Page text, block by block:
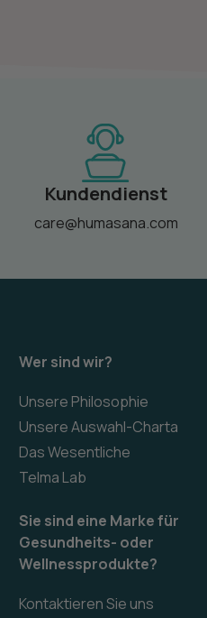
Kundendienst
care@humasana.com
Wer sind wir?
Unsere Philosophie
Unsere Auswahl-Charta
Das Wesentliche
Telma Lab
Sie sind eine Marke für
Gesundheits- oder
Wellnessprodukte?
Kontaktieren Sie uns